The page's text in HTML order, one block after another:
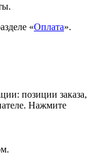
«Оплата».
позиции заказа,
Нажмите